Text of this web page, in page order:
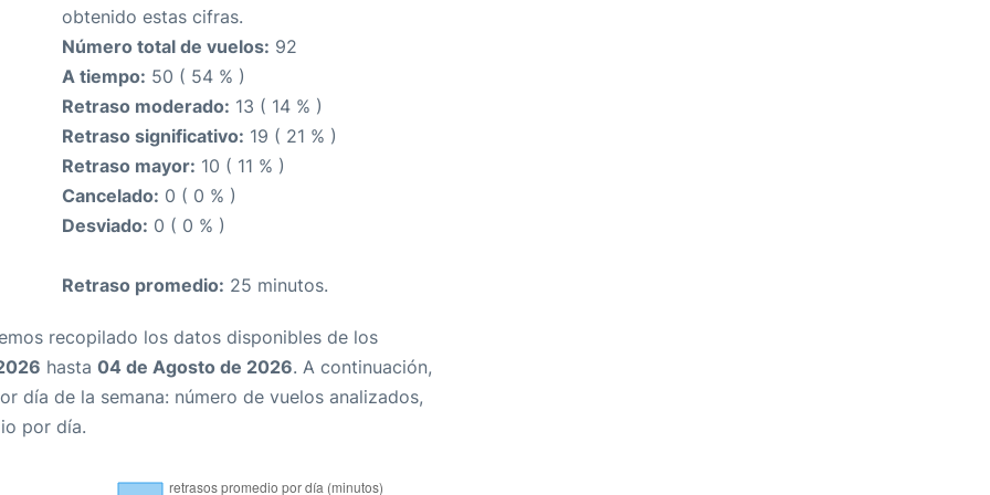
obtenido estas cifras.
Número total de vuelos: 92
A tiempo: 50 ( 54 % )
Retraso moderado: 13 ( 14 % )
Retraso significativo: 19 ( 21 % )
Retraso mayor: 10 ( 11 % )
Cancelado: 0 ( 0 % )
Desviado: 0 ( 0 % )
Retraso promedio: 25 minutos.
recopilado los datos disponibles de los
hasta 04 de Agosto de 2026. A continuación,
día de la semana: número de vuelos analizados,
por día.